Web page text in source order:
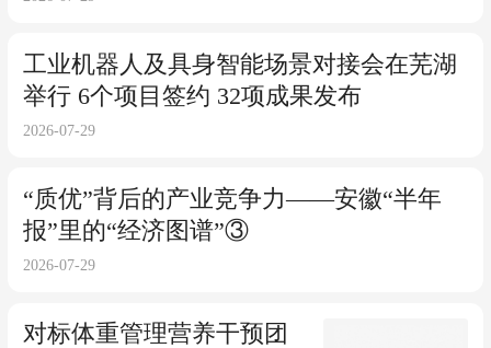
工业机器人及具身智能场景对接会在芜湖
举行 6个项目签约 32项成果发布
2026-07-29
“质优”背后的产业竞争力——安徽“半年
报”里的“经济图谱”③
2026-07-29
对标体重管理营养干预团